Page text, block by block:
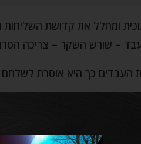
ומחלל את קדושת השליחות
– שורש השקר – צריכה הסרה
העבדים כך היא אוסרת לשלחם